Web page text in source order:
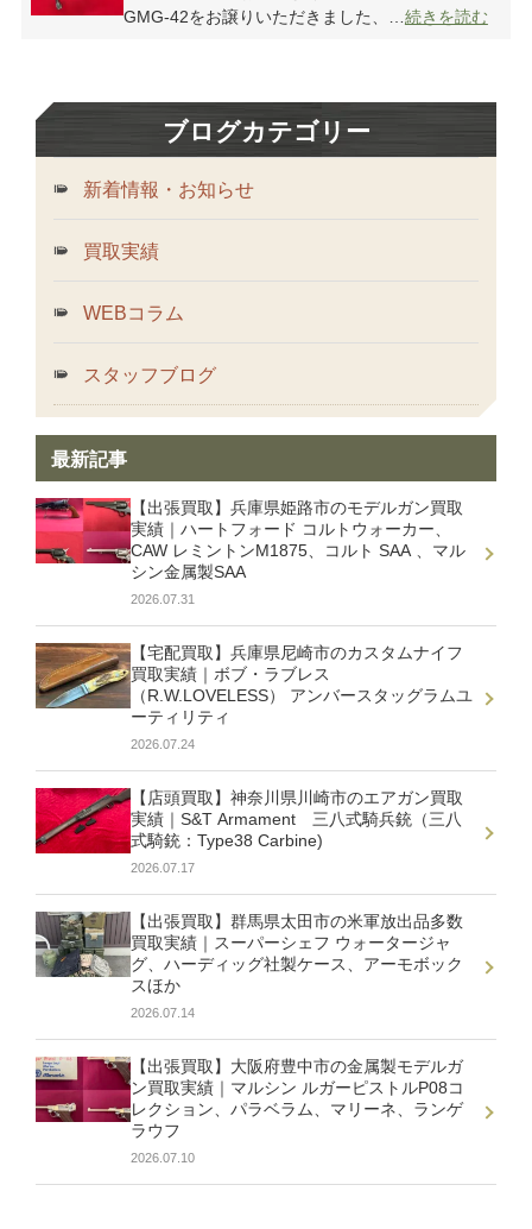
GMG-42をお譲りいただきました、… 続きを読む
ブログカテゴリー
新着情報・お知らせ
買取実績
WEBコラム
スタッフブログ
最新記事
【出張買取】兵庫県姫路市のモデルガン買取
実績｜ハートフォード コルトウォーカー、
CAW レミントンM1875、コルト SAA 、マル
シン金属製SAA
2026.07.31
【宅配買取】兵庫県尼崎市のカスタムナイフ
買取実績｜ボブ・ラブレス
（R.W.LOVELESS） アンバースタッグラムユ
ーティリティ
2026.07.24
【店頭買取】神奈川県川崎市のエアガン買取
実績｜S&T Armament 三八式騎兵銃（三八
式騎銃：Type38 Carbine)
2026.07.17
【出張買取】群馬県太田市の米軍放出品多数
買取実績｜スーパーシェフ ウォータージャ
グ、ハーディッグ社製ケース、アーモボック
スほか
2026.07.14
【出張買取】大阪府豊中市の金属製モデルガ
ン買取実績｜マルシン ルガーピストルP08コ
レクション、パラベラム、マリーネ、ランゲ
ラウフ
2026.07.10